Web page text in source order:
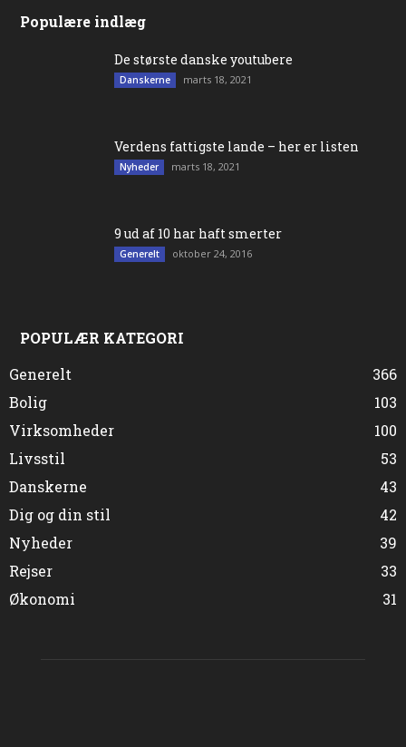
Populære indlæg
De største danske youtubere
Danskerne marts 18, 2021
Verdens fattigste lande – her er listen
Nyheder marts 18, 2021
9 ud af 10 har haft smerter
Generelt oktober 24, 2016
POPULÆR KATEGORI
Generelt
366
Bolig
103
Virksomheder
100
Livsstil
53
Danskerne
43
Dig og din stil
42
Nyheder
39
Rejser
33
Økonomi
31